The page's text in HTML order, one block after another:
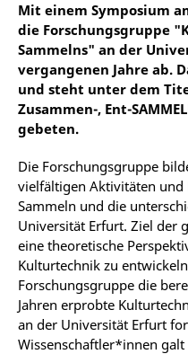
Mit einem Symposium
die Forschungsgruppe
Sammelns" an der
vergangenen Jahre ab.
und steht unter dem
Zusammen-, Ent-
gebeten.
Die Forschungsgruppe
vielfältigen Aktivitäten und
Sammeln und die
Universität Erfurt. Ziel der
eine theoretische
Kulturtechnik zu
Forschungsgruppe die
Jahren erprobte
an der Universität Erfurt
Wissenschaftler*innen galt